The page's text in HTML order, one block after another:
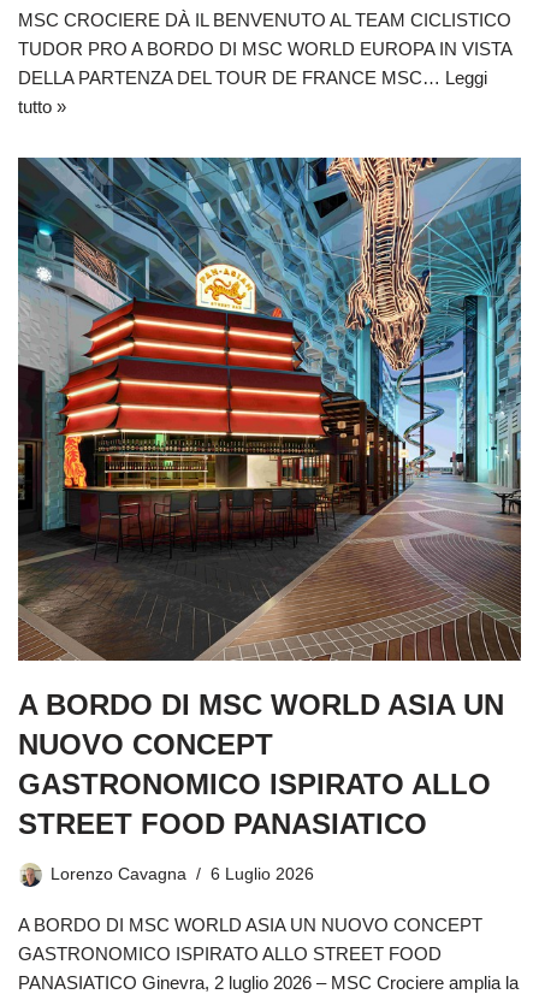
MSC CROCIERE DÀ IL BENVENUTO AL TEAM CICLISTICO
TUDOR PRO A BORDO DI MSC WORLD EUROPA IN VISTA
DELLA PARTENZA DEL TOUR DE FRANCE MSC… Leggi
tutto »
A BORDO DI MSC WORLD ASIA UN
NUOVO CONCEPT
GASTRONOMICO ISPIRATO ALLO
STREET FOOD PANASIATICO
Lorenzo Cavagna 6 Luglio 2026
A BORDO DI MSC WORLD ASIA UN NUOVO CONCEPT
GASTRONOMICO ISPIRATO ALLO STREET FOOD
PANASIATICO Ginevra, 2 luglio 2026 – MSC Crociere amplia la